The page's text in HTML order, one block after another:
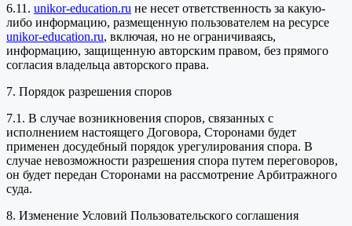
6.11. unikor-education.ru не несет ответственность за какую-
либо информацию, размещенную пользователем на ресурсе
unikor-education.ru, включая, но не ограничиваясь,
информацию, защищенную авторским правом, без прямого
согласия владельца авторского права.
7. Порядок разрешения споров
7.1. В случае возникновения споров, связанных с
исполнением настоящего Договора, Сторонами будет
применен досудебный порядок урегулирования спора. В
случае невозможности разрешения спора путем переговоров,
он будет передан Сторонами на рассмотрение Арбитражного
суда.
8. Изменение Условий Пользовательского соглашения